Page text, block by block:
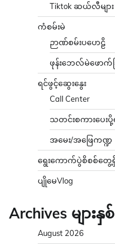
Tiktok ဆယ်လီများ
ကံစမ်းမဲ
ဉာဏ်စမ်းပဟေဠိ
ဖုန်းဘေလ်မဲဖောက်ခ
ရင်ဖွင့်ဆွေးနွေး
Call Center
သတင်းစကားပေးပို့
အမေး/အဖြေကဏ္ဍ
ရွေးကောက်ပွဲစိစစ်တွေ့ရှိ
ပျိုမေVlog
Archives မျာ
August 2026